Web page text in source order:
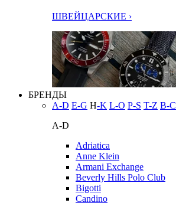
ШВЕЙЦАРСКИЕ ›
БРЕНДЫ
A-D E-G H-K L-O P-S T-Z В-С
A-D
Adriatica
Anne Klein
Armani Exchange
Beverly Hills Polo Club
Bigotti
Candino